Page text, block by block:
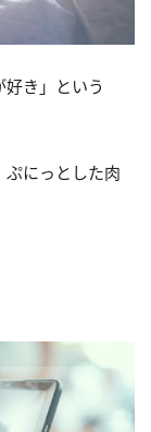
き」という
にっとした肉